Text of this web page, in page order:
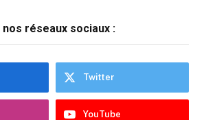
réseaux sociaux :
Twitter
YouTube